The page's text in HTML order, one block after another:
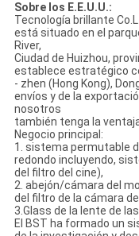
Sobre los E.E.U.U.:
Tecnología brillante
está situado en el
River,
Ciudad de Huizhou,
establece estratégico
- zhen (Hong Kong),
envíos y de la
nosotros
también tenga la
Negocio principal:
1. sistema permutable
redondo incluyendo,
del filtro del cine),
2. abejón/cámara del
del filtro de la cámara
3.Glass de la lente de
El BST ha formado un